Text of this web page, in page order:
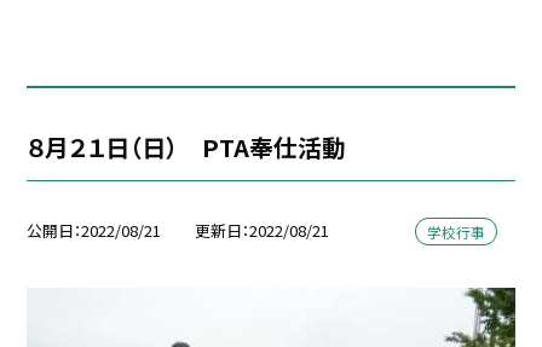
８月２１日（日） PTA奉仕活動
公開日 2022/08/21 更新日 2022/08/21 学校行事